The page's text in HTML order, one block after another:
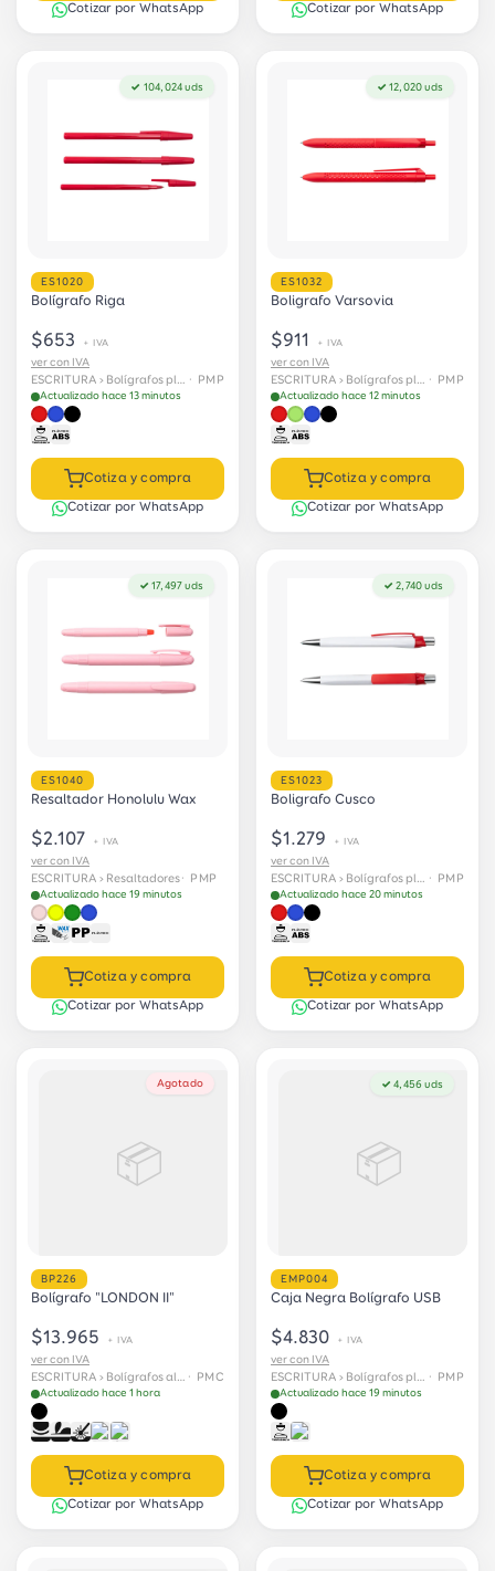
Cotizar por WhatsApp Cotizar por WhatsApp
✓ 104,024 uds
ES1020
Bolígrafo Riga
$653 + IVA
ver con IVA
· PMP
Actualizado hace 13 minutos
Cotiza y compra
Cotizar por WhatsApp
✓ 12,020 uds
ES1032
Boligrafo Varsovia
$911 + IVA
ver con IVA
· PMP
Actualizado hace 12 minutos
Cotiza y compra
Cotizar por WhatsApp
✓ 17,497 uds
ES1040
Resaltador Honolulu Wax
$2.107 + IVA
ver con IVA
ESCRITURA › Resaltadores· PMP
Actualizado hace 19 minutos
Cotiza y compra
Cotizar por WhatsApp
✓ 2,740 uds
ES1023
Boligrafo Cusco
$1.279 + IVA
ver con IVA
· PMP
Actualizado hace 20 minutos
Cotiza y compra
Cotizar por WhatsApp
📦
Agotado
BP226
Bolígrafo "LONDON II"
$13.965 + IVA
ver con IVA
· PMC
Actualizado hace 1 hora
Cotiza y compra
Cotizar por WhatsApp
📦
✓ 4,456 uds
EMP004
Caja Negra Bolígrafo USB
$4.830 + IVA
ver con IVA
· PMP
Actualizado hace 19 minutos
Cotiza y compra
Cotizar por WhatsApp